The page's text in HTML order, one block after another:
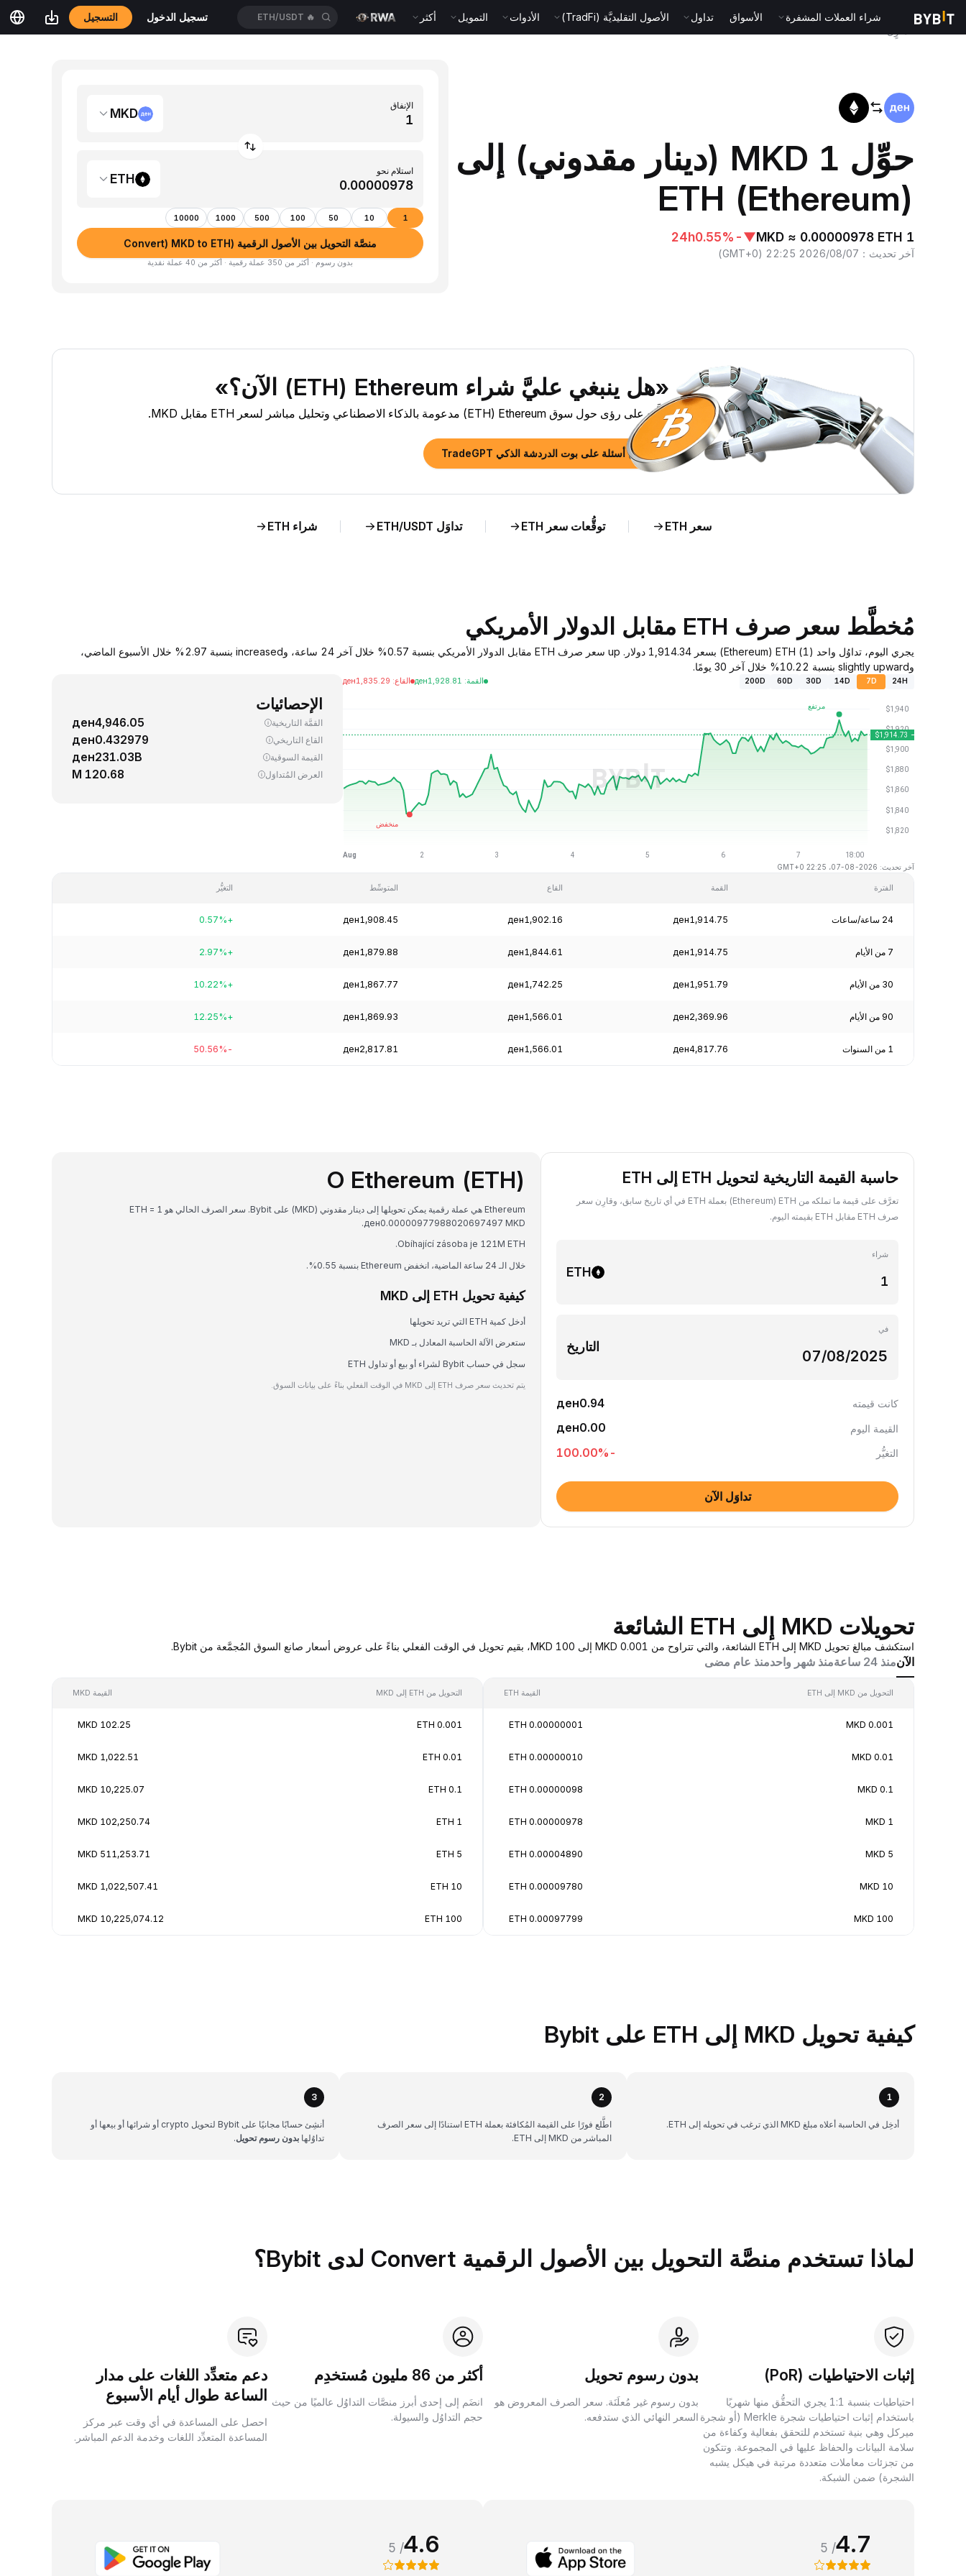
شراء العملات المشفرة الأسواق تداول الأصول التقليديَّة (TradFi) الأدوات التمويل أكثر 🔥
ETH/USDT تسجيل الدخول التسجيل
حوِّل 1 MKD (دينار مقدوني) إلى
ETH (Ethereum)
1 MKD ≈ 0.00000978 ETH
▼
-0.55%
24h
آخر تحديث ：
2026/08/07 22:25
(
GMT+0
)
الإنفاق
MKD
استلام نحو
ETH
1
10
50
100
500
1000
10000
منصَّة التحويل بين الأصول الرقمية (Convert) MKD to ETH
بدون رسوم · أكثر من 350 عملة رقمية · أكثر من 40 عملة نقدية
«هل ينبغي عليَّ شراء Ethereum ‏(ETH) الآن؟»
اطَّلع على رؤى حول سوق Ethereum ‏(ETH) مدعومة بالذكاء الاصطناعي وتحليل مباشر لسعر ETH مقابل MKD.
اطرح أسئلة على بوت الدردشة الذكي TradeGPT
سعر ETH توقُّعات سعر ETH تداوَل ETH/USDT شراء ETH
مُخطَّط سعر صرف ETH مقابل الدولار الأمريكي
يجري اليوم، تداوُل واحد (1) ETH ‏(Ethereum) بسعر 1,914.34 دولار. up سعر صرف ETH مقابل الدولار الأمريكي بنسبة 0.57% خلال آخر 24 ساعة، وincreased بنسبة 2.97% خلال الأسبوع الماضي،
وslightly upward بنسبة 10.22% خلال آخر 30 يومًا.
24H
7D
14D
30D
60D
200D القمة:
ден1,928.81 القاع:
ден1,835.29
آخر تحديث: 2026-08-07، 22:25 GMT+0
الإحصائيات
القمَّة التاريخية ден4,946.05
القاع التاريخي ден0.432979
القيمة السوقية ден231.03B
العرض المُتداوَل 120.68 M
الفترة القمة القاع المتوسِّط التغيُّر
24 ساعة/ساعات ден1,914.75
ден1,902.16
ден1,908.45
+0.57%
7 من الأيام ден1,914.75
ден1,844.61
ден1,879.88
+2.97%
30 من الأيام ден1,951.79
ден1,742.25
ден1,867.77
+10.22%
90 من الأيام ден2,369.96
ден1,566.01
ден1,869.93
+12.25%
1 من السنوات ден4,817.76
ден1,566.01
ден2,817.81
-50.56%
حاسبة القيمة التاريخية لتحويل ETH إلى ETH
تعرَّف على قيمة ما تملكه من ETH ‏(Ethereum) بعملة ETH في أي تاريخ سابق، وقارِن سعر
صرف ETH مقابل ETH بقيمته اليوم.
شراء
ETH
في
التاريخ
كانت قيمته ден0.94
القيمة اليوم ден0.00
التغيُّر -100.00
%
تداوَل الآن
O Ethereum (ETH)
Ethereum هي عملة رقمية يمكن تحويلها إلى دينار مقدوني (MKD) على Bybit. سعر الصرف الحالي هو 1 ETH =
ден0.00000977988020697497 MKD.
Obíhající zásoba je 121M ETH.
خلال الـ 24 ساعة الماضية، انخفض Ethereum بنسبة 0.55%.
كيفية تحويل ETH إلى MKD
أدخل كمية ETH التي تريد تحويلها
ستعرض الآلة الحاسبة المعادل بـ MKD
سجل في حساب Bybit لشراء أو بيع أو تداول ETH
يتم تحديث سعر صرف ETH إلى MKD في الوقت الفعلي بناءً على بيانات السوق.
تحويلات MKD إلى ETH الشائعة
استكشف مبالغ تحويل MKD إلى ETH الشائعة، والتي تتراوح من 0.001 MKD إلى 100 MKD، بقيم تحويل في الوقت الفعلي بناءً على عروض أسعار صانع السوق المُجمَّعة من Bybit.
الآنمنذ 24 ساعة منذ شهر واحدمنذ عام مضى
التحويل من MKD إلى ETH القيمة ETH
0.001 MKD
0.00000001 ETH
0.01 MKD
0.00000010 ETH
0.1 MKD
0.00000098 ETH
1 MKD
0.00000978 ETH
5 MKD
0.00004890 ETH
10 MKD
0.00009780 ETH
100 MKD
0.00097799 ETH
التحويل من ETH إلى MKD القيمة MKD
0.001 ETH
102.25 MKD
0.01 ETH
1,022.51 MKD
0.1 ETH
10,225.07 MKD
1 ETH
102,250.74 MKD
5 ETH
511,253.71 MKD
10 ETH
1,022,507.41 MKD
100 ETH
10,225,074.12 MKD
كيفية تحويل MKD إلى ETH على Bybit
1
أدخِل في الحاسبة أعلاه مبلغ MKD الذي ترغب في تحويله إلى ETH.
2
اطَّلع فورًا على القيمة المُكافئة بعملة ETH استنادًا إلى سعر الصرف
المباشر من MKD إلى ETH.
3
أنشِئ حسابًا مجانيًا على Bybit لتحويل crypto أو شرائها أو بيعها أو
تداوُلها بدون رسوم تحويل.
لماذا تستخدم منصَّة التحويل بين الأصول الرقمية Convert لدى Bybit؟
إثبات الاحتياطيات (PoR)
احتياطيات بنسبة 1:1 يجري التحقُّق منها شهريًا
باستخدام إثبات احتياطيات شجرة Merkle (أو شجرة
ميركل وهي بنية تستخدم للتحقق بفعالية وكفاءة من
سلامة البيانات والحفاظ عليها في المجموعة. وتتكون
من تجزئات معاملات متعددة مرتبة في هيكل يشبه
الشجرة) ضمن الشبكة.
بدون رسوم تحويل
بدون رسوم غير مُعلَنَة. سعر الصرف المعروض هو
السعر النهائي الذي ستدفعه.
أكثر من 86 مليون مُستخدِم
انضَم إلى إحدى أبرز منصَّات التداوُل عالميًا من حيث
حجم التداوُل والسيولة.
دعم متعدِّد اللغات على مدار
الساعة طوال أيام الأسبوع
احصل على المساعدة في أي وقت عبر مركز
المساعدة المتعدِّد اللغات وخدمة الدعم المباشر.
4.7
/ 5
4.6
/ 5